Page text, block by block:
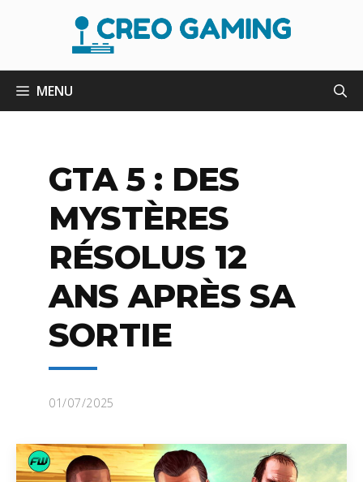
MENU
GTA 5 : DES
MYSTÈRES
RÉSOLUS 12
ANS APRÈS SA
SORTIE
01/07/2025